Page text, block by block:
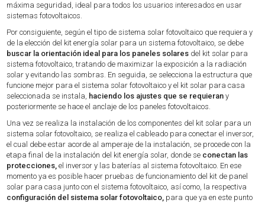
máxima seguridad, ideal para todos los usuarios interesados en usar
sistemas fotovoltaicos.
Por consiguiente, según el tipo de sistema solar fotovoltaico que requiera y
de la elección del kit energía solar para un sistema fotovoltaico, se debe
buscar la orientación ideal para los paneles solares del kit solar para
sistema fotovoltaico, tratando de maximizar la exposición a la radiación
solar y evitando las sombras. En seguida, se selecciona la estructura que
funcione mejor para el sistema solar fotovoltaico y el kit solar para casa
seleccionada se instala, haciendo los ajustes que se requieran y
posteriormente se hace el anclaje de los paneles fotovoltaicos.
Una vez se realiza la instalación de los componentes del kit solar para un
sistema solar fotovoltaico, se realiza el cableado para conectar el inversor,
el cual debe estar acorde al amperaje de la instalación, se procede con la
etapa final de la instalación del kit energía solar, donde se conectan las
protecciones, el inversor y las baterías al sistema fotovoltaico. En ese
momento ya es posible hacer pruebas de funcionamiento del kit de panel
solar para casa junto con el sistema fotovoltaico, así como, la respectiva
configuración del sistema solar fotovoltaico, para que ya en este punto